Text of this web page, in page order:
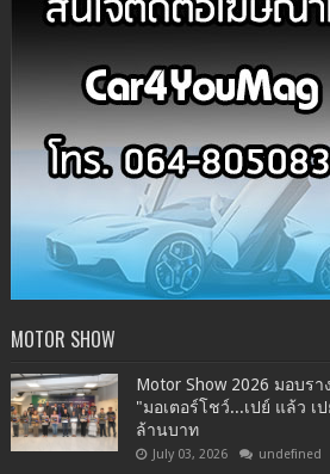
MOTOR SHOW
Motor Show 2026 มอบร
"มอเตอร์โชว์...เปย์ แล้ว เ
ล้านบาท
July 03, 2026 undefined